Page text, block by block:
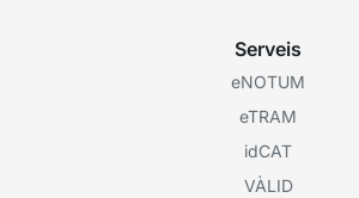
Serveis
eNOTUM
eTRAM
idCAT
VÀLID